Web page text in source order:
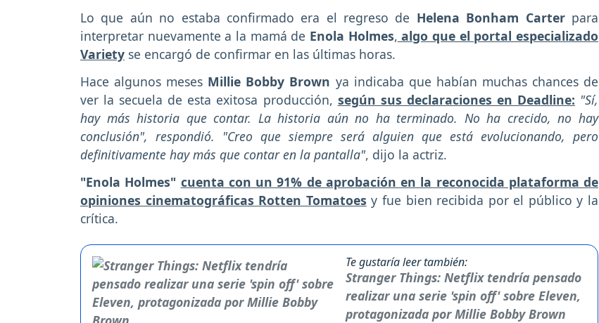
Lo que aún no estaba confirmado era el regreso de Helena Bonham Carter para
interpretar nuevamente a la mamá de Enola Holmes, algo que el portal especializado
Variety se encargó de confirmar en las últimas horas.
Hace algunos meses Millie Bobby Brown ya indicaba que habían muchas chances de
ver la secuela de esta exitosa producción, según sus declaraciones en Deadline: "Sí,
hay más historia que contar. La historia aún no ha terminado. No ha crecido, no hay
conclusión", respondió. "Creo que siempre será alguien que está evolucionando, pero
definitivamente hay más que contar en la pantalla", dijo la actriz.
"Enola Holmes" cuenta con un 91% de aprobación en la reconocida plataforma de
opiniones cinematográficas Rotten Tomatoes y fue bien recibida por el público y la
crítica.
Te gustaría leer también:
Stranger Things: Netflix tendría pensado
realizar una serie 'spin off' sobre Eleven,
protagonizada por Millie Bobby Brown